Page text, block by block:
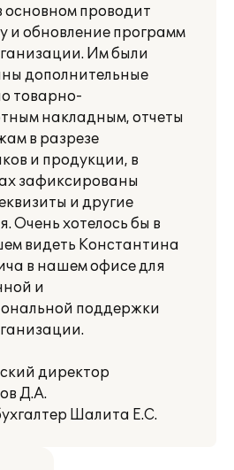
основном проводит
и обновление программ
Им были
дополнительные
товарно-
накладным, отчеты
в разрезе
и продукции, в
зафиксированы
и другие
Очень хотелось бы в
видеть Константина
в нашем офисе для
и
поддержки
директор
Д.А.
Шалита Е.С.